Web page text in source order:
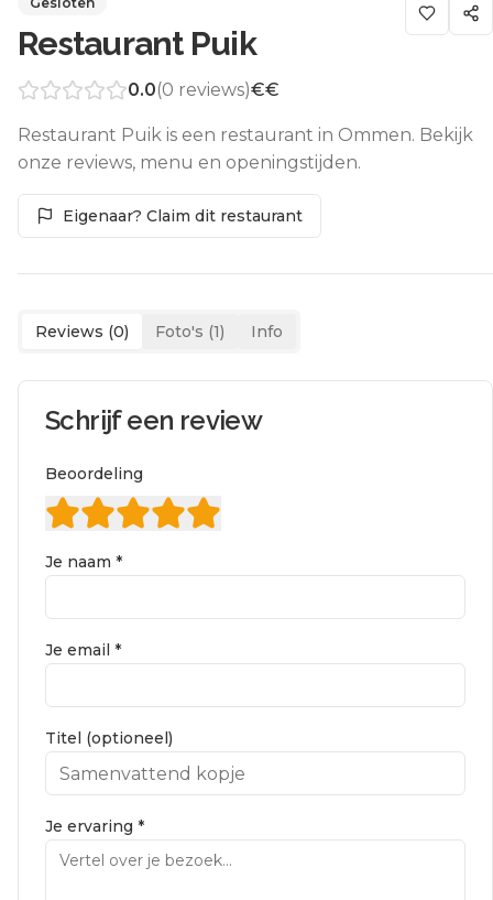
Restaurant Puik
0.0(0 reviews)€€
Restaurant Puik is een restaurant in Ommen. Bekijk
onze reviews, menu en openingstijden.
Eigenaar? Claim dit restaurant
Reviews (0) Foto's (1) Info
Schrijf een review
Beoordeling
Je naam *
Je email *
Titel (optioneel)
Je ervaring *